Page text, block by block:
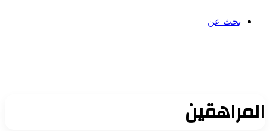
بحث عن
المراهقين